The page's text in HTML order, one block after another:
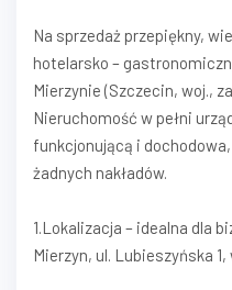
Na sprzedaż przepiękny,
hotelarsko –
Mierzynie (Szczecin, woj.,
Nieruchomość w pełni
funkcjonującą i
żadnych nakładów.
1.Lokalizacja – idealna dla
Mierzyn, ul. Lubieszyńska